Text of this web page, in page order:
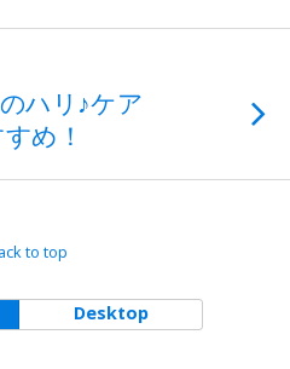
ハリ♪ケア
め！
to top
Desktop